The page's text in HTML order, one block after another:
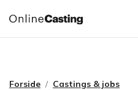
CASTINGS &
Forside Castings & jobs